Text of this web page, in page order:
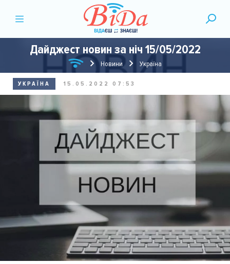
Дайджест новин за ніч 15/05/2022
Новини Україна
УКРАЇНА 15.05.2022 07:53